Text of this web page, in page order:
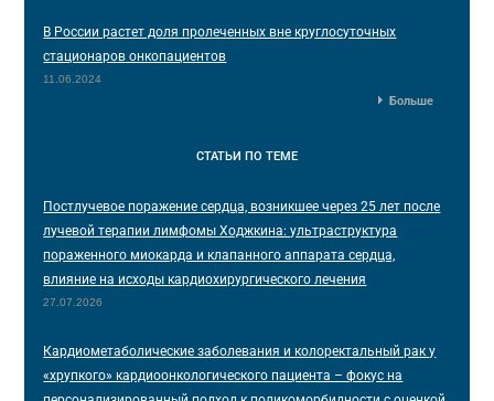
В России растет доля пролеченных вне круглосуточных
стационаров онкопациентов
11.06.2024
Больше
СТАТЬИ ПО ТЕМЕ
Постлучевое поражение сердца, возникшее через 25 лет после
лучевой терапии лимфомы Ходжкина: ультраструктура
пораженного миокарда и клапанного аппарата сердца,
влияние на исходы кардиохирургического лечения
27.07.2026
Кардиометаболические заболевания и колоректальный рак у
«хрупкого» кардиоонкологического пациента – фокус на